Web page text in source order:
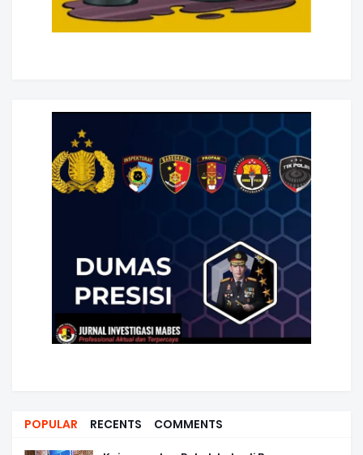
POPULAR RECENTS COMMENTS